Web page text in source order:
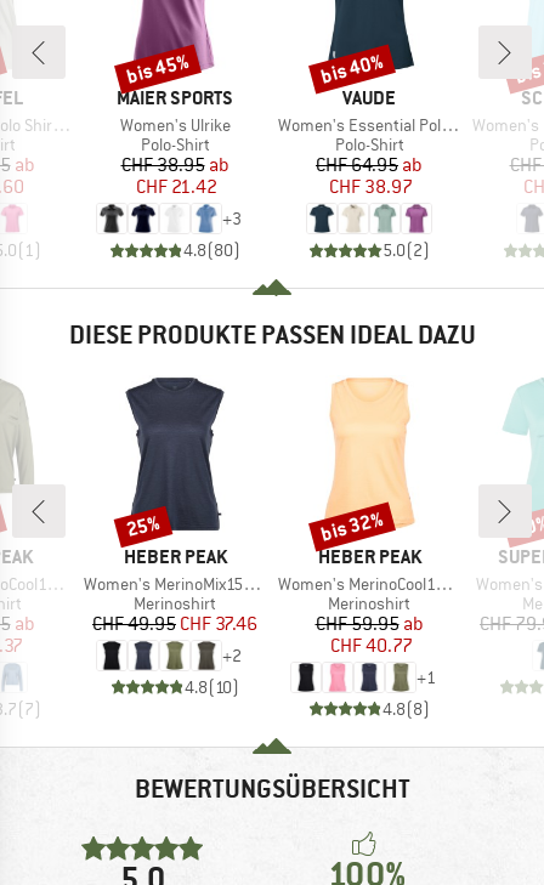
Tauron
Preis
ab
( 1)
MARKE
MAIER SPORTS
Artikel
Women's Ulrike
Produktgruppe
Polo-Shirt
Preis
CHF 38.95reduzierter Preis
ab
CHF 21.42
+3
4.8(80)
Rabatt
bis 45%
MARKE
VAUDE
Artikel
Women's Essential Polo Shirt
Produktgruppe
Polo-Shirt
Preis
CHF 64.95reduzierter Preis
ab
CHF 38.97
5.0(2)
Rabatt
bis 40%
Artikel
Women's
DIESE PRODUKTE PASSEN IDEAL DAZU
L/S
Preis
ab
(7)
MARKE
HEBER PEAK
Artikel
Women's MerinoMix150 PineconeHe. Loose Tank
Produktgruppe
Merinoshirt
Preis
CHF 49.95reduzierter Preis
CHF 37.46
+2
4.8(10)
Rabatt
25%
MARKE
HEBER PEAK
Artikel
Women's MerinoCool165 EvergreenHe. Tank
Produktgruppe
Merinoshirt
Preis
CHF 59.95reduzierter Preis
ab
CHF 40.77
+1
4.8(8)
Rabatt
bis 32%
Artikel
CHF
BEWERTUNGSÜBERSICHT
100%